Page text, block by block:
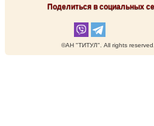
Поделиться в социальных
©АН "ТИТУЛ". Аll rights